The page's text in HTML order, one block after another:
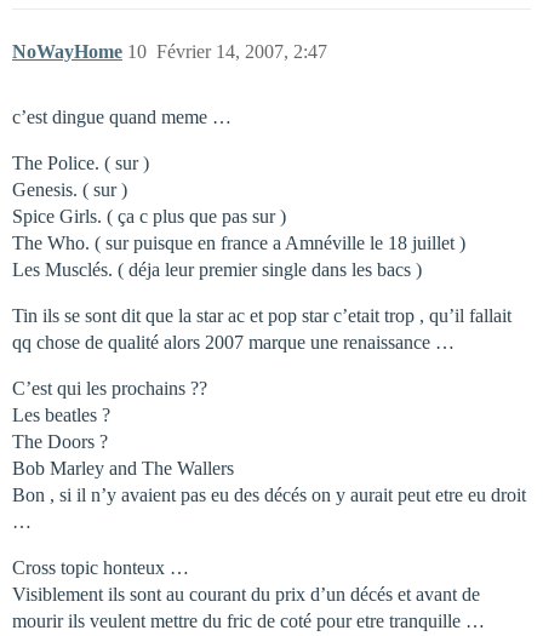
NoWayHome Février 14, 2007, 2:47
10
c’est dingue quand meme …
The Police. ( sur )
Genesis. ( sur )
Spice Girls. ( ça c plus que pas sur )
The Who. ( sur puisque en france a Amnéville le 18 juillet )
Les Musclés. ( déja leur premier single dans les bacs )
Tin ils se sont dit que la star ac et pop star c’etait trop , qu’il fallait
qq chose de qualité alors 2007 marque une renaissance …
C’est qui les prochains ??
Les beatles ?
The Doors ?
Bob Marley and The Wallers
Bon , si il n’y avaient pas eu des décés on y aurait peut etre eu droit
…
Cross topic honteux …
Visiblement ils sont au courant du prix d’un décés et avant de
mourir ils veulent mettre du fric de coté pour etre tranquille …